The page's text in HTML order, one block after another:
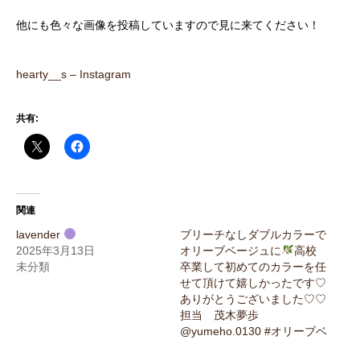
他にも色々な画像を投稿していますので見に来てください！
hearty__s – Instagram
共有:
関連
lavender
2025年3月13日
未分類
ブリーチなしダブルカラーで
オリーブベージュに
高校
卒業して初めてのカラーを任
せて頂けて嬉しかったです♡
ありがとうございました♡♡
担当 茂木夢歩
@yumeho.0130 #オリーブベ